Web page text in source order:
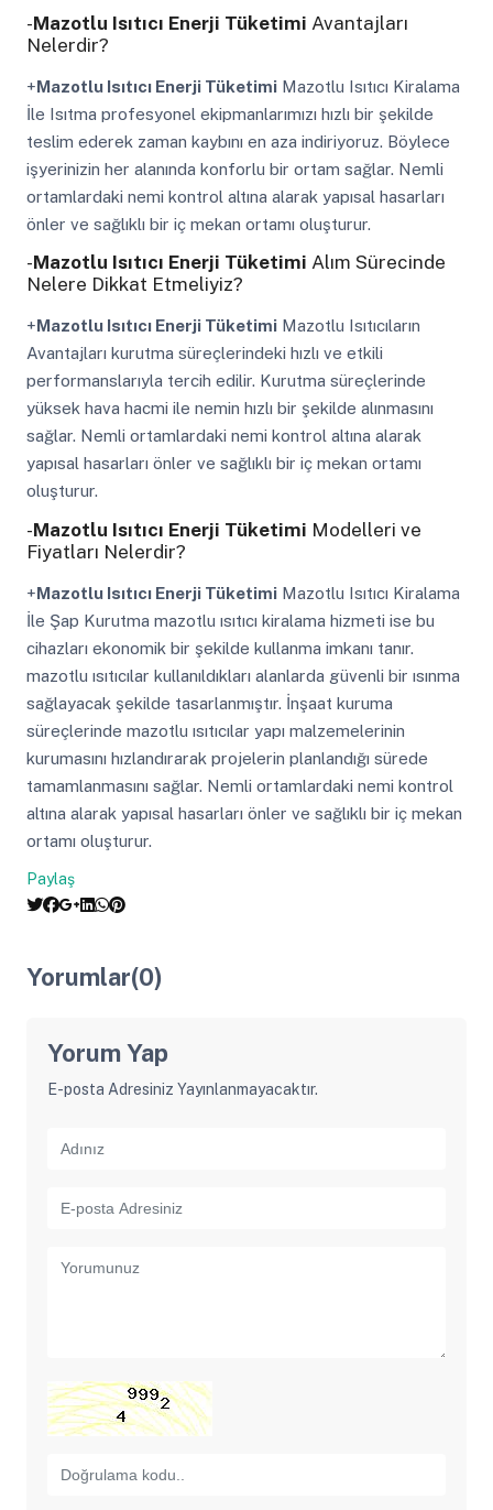
-Mazotlu Isıtıcı Enerji Tüketimi Avantajları
Nelerdir?
+Mazotlu Isıtıcı Enerji TüketimiMazotlu Isıtıcı Kiralama
İle Isıtma profesyonel ekipmanlarımızı hızlı bir şekilde
teslim ederek zaman kaybını en aza indiriyoruz. Böylece
işyerinizin her alanında konforlu bir ortam sağlar. Nemli
ortamlardaki nemi kontrol altına alarak yapısal hasarları
önler ve sağlıklı bir iç mekan ortamı oluşturur.
-Mazotlu Isıtıcı Enerji Tüketimi Alım Sürecinde
Nelere Dikkat Etmeliyiz?
+Mazotlu Isıtıcı Enerji TüketimiMazotlu Isıtıcıların
Avantajları kurutma süreçlerindeki hızlı ve etkili
performanslarıyla tercih edilir. Kurutma süreçlerinde
yüksek hava hacmi ile nemin hızlı bir şekilde alınmasını
sağlar. Nemli ortamlardaki nemi kontrol altına alarak
yapısal hasarları önler ve sağlıklı bir iç mekan ortamı
oluşturur.
-Mazotlu Isıtıcı Enerji Tüketimi Modelleri ve
Fiyatları Nelerdir?
+Mazotlu Isıtıcı Enerji TüketimiMazotlu Isıtıcı Kiralama
İle Şap Kurutma mazotlu ısıtıcı kiralama hizmeti ise bu
cihazları ekonomik bir şekilde kullanma imkanı tanır.
mazotlu ısıtıcılar kullanıldıkları alanlarda güvenli bir ısınma
sağlayacak şekilde tasarlanmıştır. İnşaat kuruma
süreçlerinde mazotlu ısıtıcılar yapı malzemelerinin
kurumasını hızlandırarak projelerin planlandığı sürede
tamamlanmasını sağlar. Nemli ortamlardaki nemi kontrol
altına alarak yapısal hasarları önler ve sağlıklı bir iç mekan
ortamı oluşturur.
Paylaş
Yorumlar(0)
Yorum Yap
E-posta Adresiniz Yayınlanmayacaktır.